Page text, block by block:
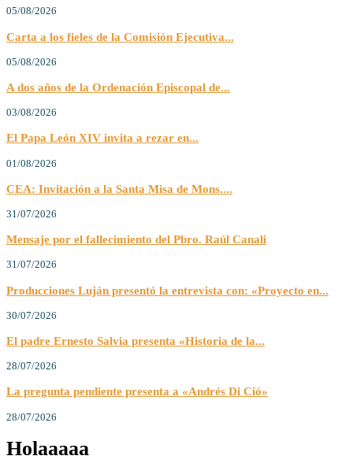
05/08/2026
Carta a los fieles de la Comisión Ejecutiva...
05/08/2026
A dos años de la Ordenación Episcopal de...
03/08/2026
El Papa León XIV invita a rezar en...
01/08/2026
CEA: Invitación a la Santa Misa de Mons....
31/07/2026
Mensaje por el fallecimiento del Pbro. Raúl Canali
31/07/2026
Producciones Luján presentó la entrevista con: «Proyecto en...
30/07/2026
El padre Ernesto Salvia presenta «Historia de la...
28/07/2026
La pregunta pendiente presenta a «Andrés Di Ció»
28/07/2026
Holaaaaa